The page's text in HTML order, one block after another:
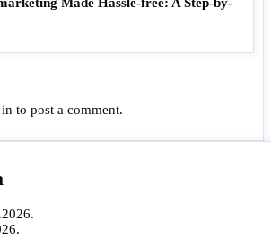
to post a comment.